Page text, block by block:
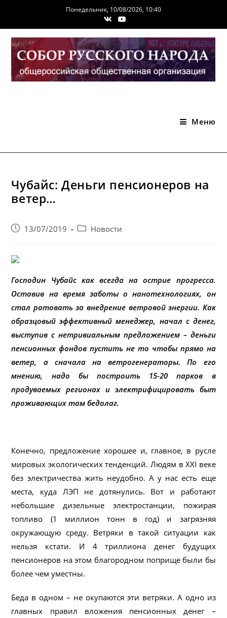
содержимому
Понедельник, 10/08/2026, 10:40
Меню
Чубайс: Деньги пенсионеров на
ветер…
Запись13/07/2019
PostНовости
Господин Чубайс как всегда на острие прогресса.
Оставив на время заботы о нанотехнологиях, он
стал ратовать за внедрение ветровой энергии. Как
образцовый эффективный менеджер, начал с денег,
выступив с нетривиальным предложением – деньги
пенсионных фондов пустить не то чтобы прямо на
ветер, а сначала на ветрогенераторы. По его
мнению, надо бы построить 15-20 парков в
продуваемых регионах и электрифицировать быт
проживающих там бедолаг.
Конечно, предложение хорошее и, главное, в русле
мировых экологических тенденций. Людям в ХХI веке
без электричества жить неудобно. А у нас есть еще
места, куда ЛЭП не дотянулись. Вот и работают
небольшие дизельные электростанции, пожирая
топливо (1 миллион тонн в год) и загрязняя
окружающую среду. Ветряки в такой ситуации как
нельзя кстати. И 4 триллиона денег будущих
пенсионеров на этом благородном поприще были бы
более чем уместны.
Беда в одном – не окупаются эти ветряки. А одно из
главных правил вложения пенсионных денег –